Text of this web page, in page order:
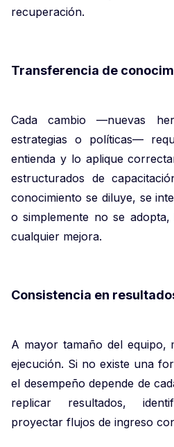
recuperación.
Transferencia de
Cada cambio —nuevas
estrategias o políticas—
entienda y lo aplique
estructurados de
conocimiento se diluye, se
o simplemente no se
cualquier mejora.
Consistencia en
A mayor tamaño del equipo,
ejecución. Si no existe una
el desempeño depende de
replicar resultados,
proyectar flujos de ingreso